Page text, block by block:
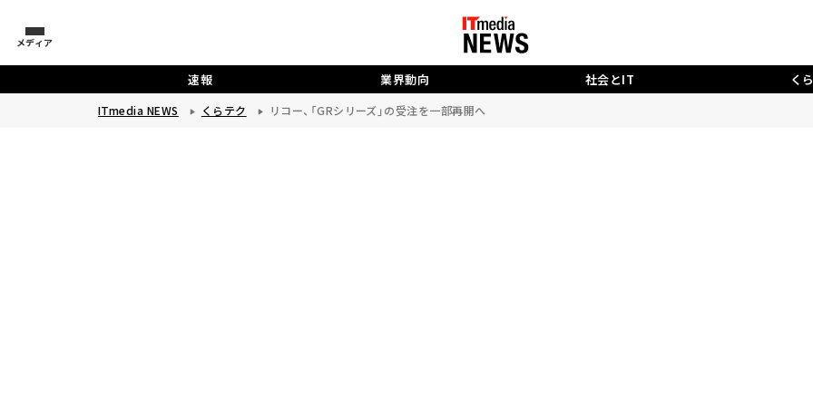
メディア
速報 業界動向 社会とIT く
ITmedia NEWS くらテク リコー、「GRシリーズ」の受注を一部再開へ